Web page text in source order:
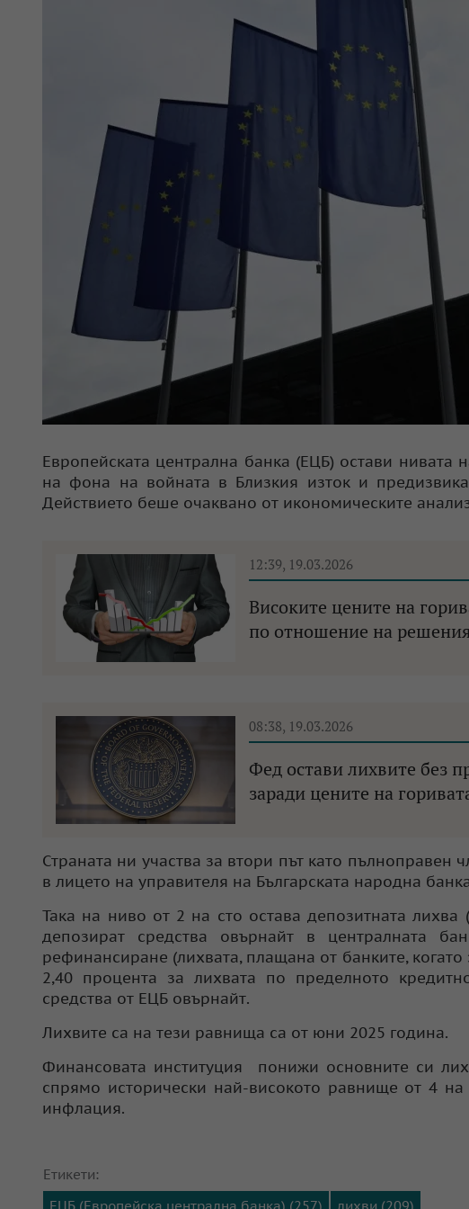
Европейската централна банка (ЕЦБ) остави
на фона на войната в Близкия изток и
Действието беше очаквано от икономическите
12:39, 19.03.2026
Високите цените на
по отношение на
08:38, 19.03.2026
Фед остави лихвите без
заради цените на
Страната ни участва за втори път като пълноправен
в лицето на управителя на Българската народна
Така на ниво от 2 на сто остава депозитната лихва
депозират средства овърнайт в централната
рефинансиране (лихвата, плащана от банките,
2,40 процента за лихвата по пределното
средства от ЕЦБ овърнайт.
Лихвите са на тези равнища са от юни 2025 година.
Финансовата институция понижи основните си
спрямо исторически най-високото равнище от 4
инфлация.
Етикети: